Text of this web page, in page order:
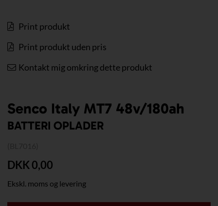
Print produkt
Print produkt uden pris
Kontakt mig omkring dette produkt
Senco Italy MT7 48v/180ah
BATTERI OPLADER
DKK 0,00
Ekskl. moms og levering